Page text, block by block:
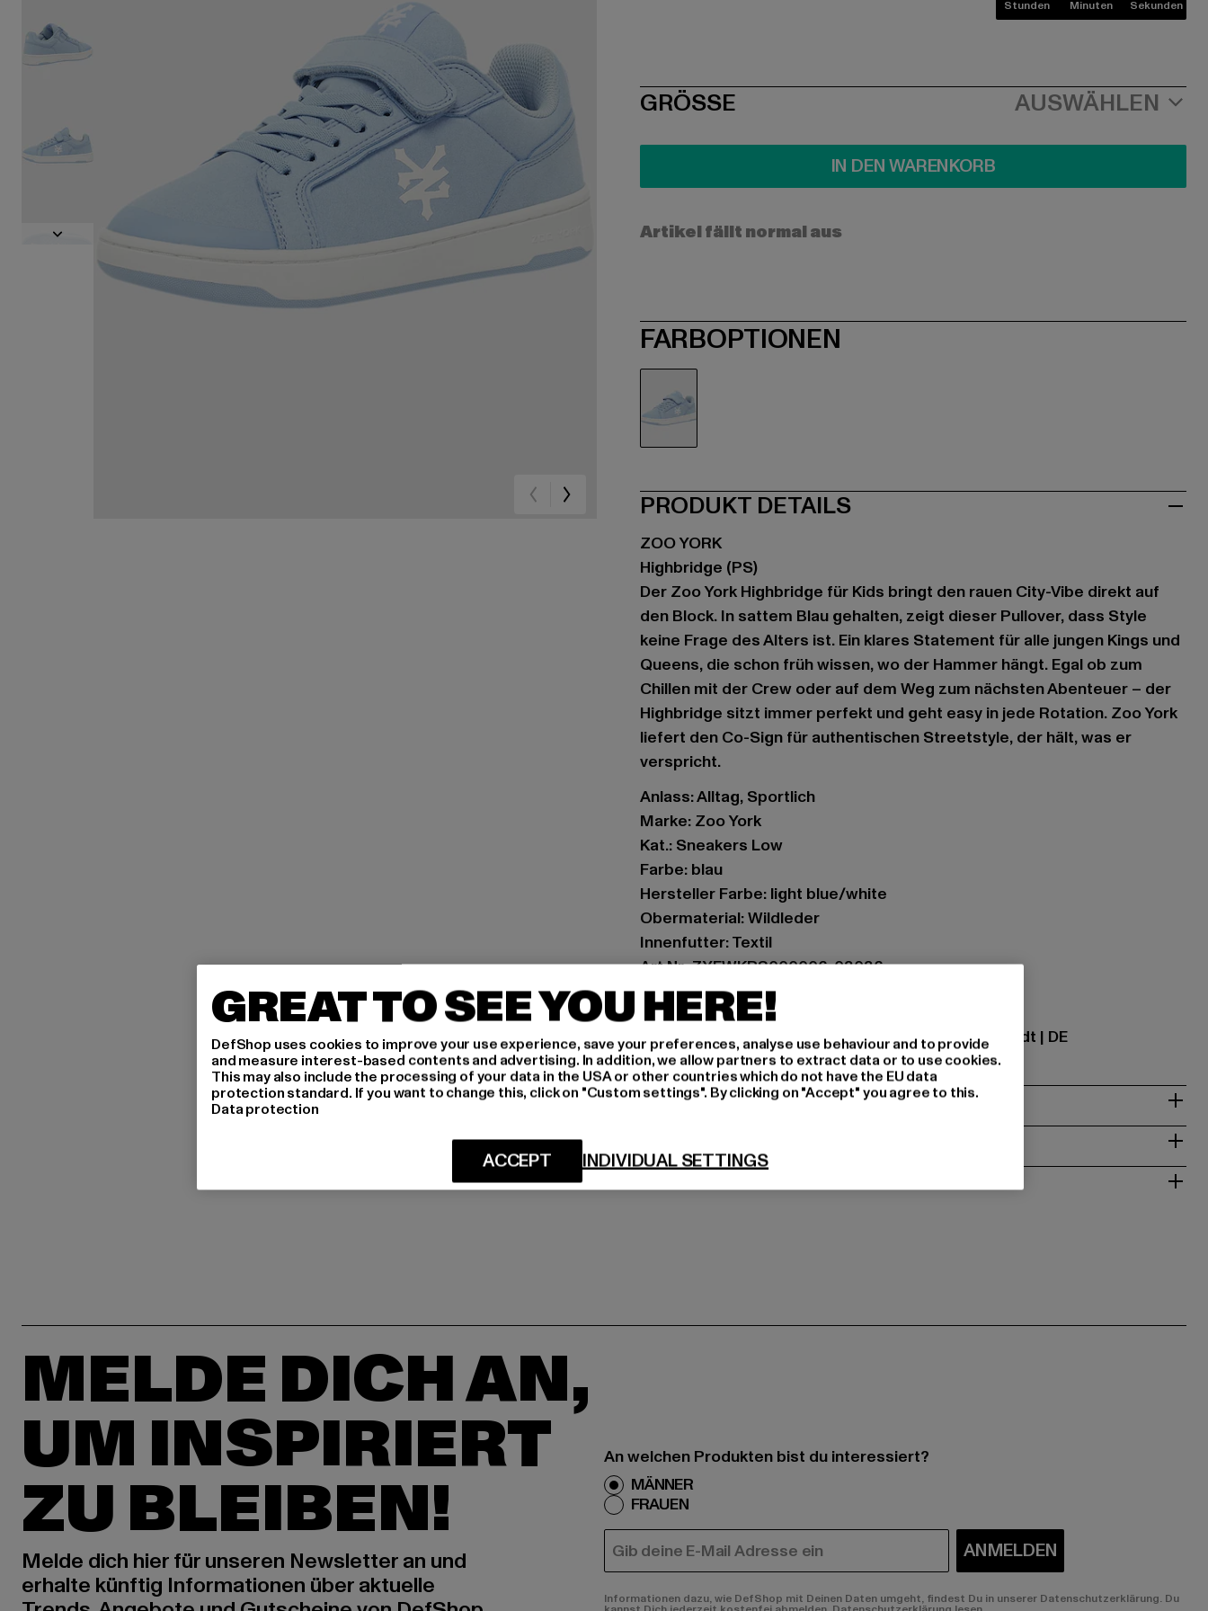
Stunden Minuten Sekunden
SIZE
GRÖSSE AUSWÄHLEN
IN DEN WARENKORB
Artikel fällt normal aus
FARBOPTIONEN
PRODUKT DETAILS
ZOO YORK
Highbridge (PS)
Der Zoo York Highbridge für Kids bringt den rauen City-Vibe direkt auf
den Block. In sattem Blau gehalten, zeigt dieser Pullover, dass Style
keine Frage des Alters ist. Ein klares Statement für alle jungen Kings und
Queens, die schon früh wissen, wo der Hammer hängt. Egal ob zum
Chillen mit der Crew oder auf dem Weg zum nächsten Abenteuer – der
Highbridge sitzt immer perfekt und geht easy in jede Rotation. Zoo York
liefert den Co-Sign für authentischen Streetstyle, der hält, was er
verspricht.
Anlass: Alltag, Sportlich
Marke: Zoo York
Kat.: Sneakers Low
Farbe: blau
Hersteller Farbe: light blue/white
Obermaterial: Wildleder
Innenfutter: Textil
Art.Nr: ZYFWKPS000006-03036
Hersteller: TB International GmbH |
Dr.-Robert-Murjahn-Straße 7 | 64372 Ober-Ramstadt | DE
GRÖSSE & PASSFORM
LIEFERUNG & RÜCKGABE
MELDE DICH AN,
UM INSPIRIERT
ZU BLEIBEN!
Melde dich hier für unseren Newsletter an und
erhalte künftig Informationen über aktuelle
An welchen Produkten bist du interessiert?
MÄNNER
FRAUEN
E-MAIL ANMELDEN
Informationen dazu, wie DefShop mit Deinen Daten umgeht, findest Du in unserer Datenschutzerklärung. Du
GREAT TO SEE YOU HERE!
DefShop uses cookies to improve your use experience, save your preferences, analyse use behaviour and to provide
and measure interest-based contents and advertising. In addition, we allow partners to extract data or to use cookies.
This may also include the processing of your data in the USA or other countries which do not have the EU data
protection standard. If you want to change this, click on "Custom settings". By clicking on "Accept" you agree to this.
Data protection
INDIVIDUAL SETTINGS
ACCEPT